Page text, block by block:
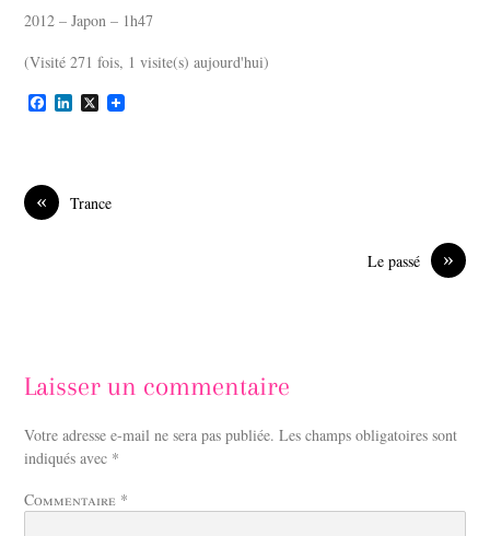
2012 – Japon – 1h47
(Visité 271 fois, 1 visite(s) aujourd'hui)
F
o
o
k
L
I
X
« Trance
»
Le passé
Laisser un commentaire
Votre adresse e-mail ne sera pas publiée. Les champs obligatoires sont
indiqués avec *
Commentaire *